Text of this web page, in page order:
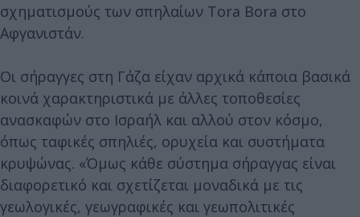
σχηματισμούς των σπηλαίων Tora Bora στο
Αφγανιστάν.
Οι σήραγγες στη Γάζα είχαν αρχικά κάποια βασικά
κοινά χαρακτηριστικά με άλλες τοποθεσίες
ανασκαφών στο Ισραήλ και αλλού στον κόσμο,
όπως ταφικές σπηλιές, ορυχεία και συστήματα
κρυψώνας. «Όμως κάθε σύστημα σήραγγας είναι
διαφορετικό και σχετίζεται μοναδικά με τις
γεωλογικές, γεωγραφικές και γεωπολιτικές